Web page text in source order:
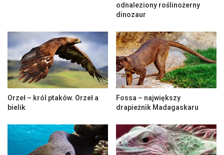
odnaleziony roślinożerny
dinozaur
Orzeł – król ptaków. Orzeł a
bielik
Fossa – największy
drapieżnik Madagaskaru